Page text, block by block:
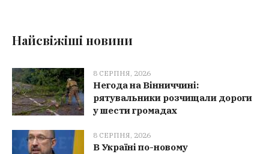
Найсвіжіші новини
8 СЕРПНЯ, 2026
Негода на Вінниччині:
рятувальники розчищали дороги
у шести громадах
8 СЕРПНЯ, 2026
В Україні по-новому